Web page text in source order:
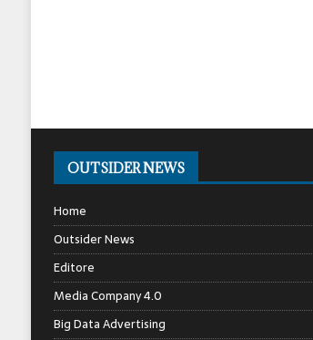
OUTSIDER NEWS
Home
Outsider News
Editore
Media Company 4.0
Big Data Advertising